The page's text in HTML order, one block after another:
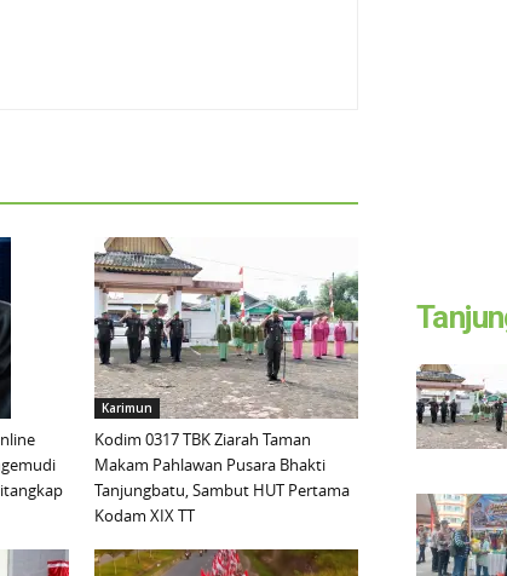
Karimun
Kodim 0317 TBK Ziarah Taman
Makam Pahlawan Pusara Bhakti
Tanjungbatu, Sambut HUT Pertama
Kodam XIX TT